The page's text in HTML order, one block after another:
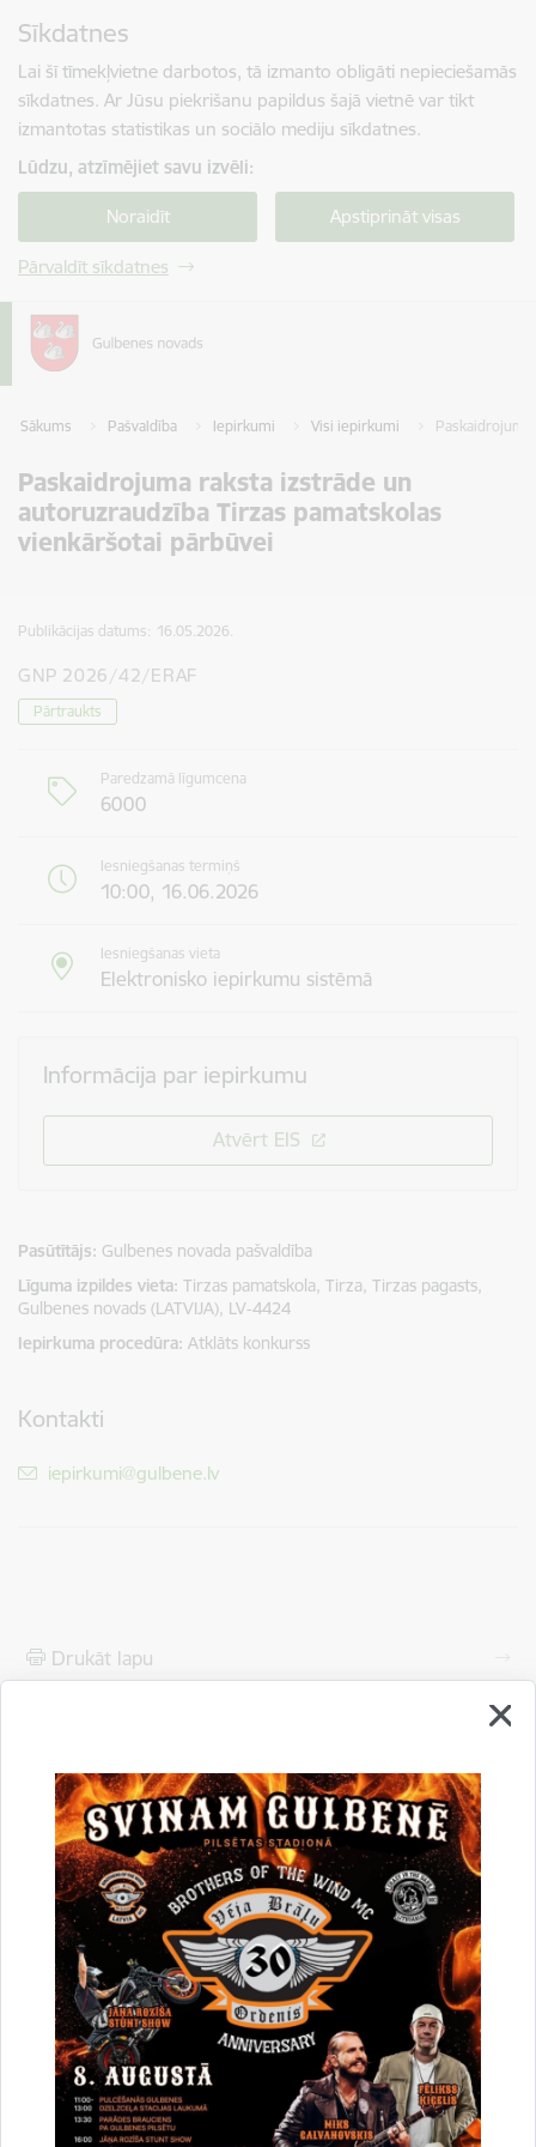
Sīkdatnes
Lai šī tīmekļvietne darbotos, tā izmanto obligāti nepieciešamās
sīkdatnes. Ar Jūsu piekrišanu papildus šajā vietnē var tikt
izmantotas statistikas un sociālo mediju sīkdatnes.
Lūdzu, atzīmējiet savu izvēli:
Noraidīt Apstiprināt visas
Pārvaldīt sīkdatnes
Sākums Pašvaldība Iepirkumi Visi iepirkumi
Paskaidrojuma raksta izstrāde un
autoruzraudzība Tirzas pamatskolas
vienkāršotai pārbūvei
Publikācijas datums: 16.05.2026.
GNP 2026/42/ERAF
Pārtraukts
Paredzamā līgumcena
6000
Iesniegšanas termiņš
10:00, 16.06.2026
Iesniegšanas vieta
Elektronisko iepirkumu sistēmā
Informācija par iepirkumu
Atvērt EIS
Pasūtītājs Gulbenes novada pašvaldība
Līguma izpildes vieta Tirzas pamatskola, Tirza, Tirzas pagasts,
Gulbenes novads (LATVIJA), LV-4424
Iepirkuma procedūra Atklāts konkurss
Kontakti
E-pasts:
iepirkumi@gulbene.lv
Drukāt lapu
Vai šī informācija bija noderīga?